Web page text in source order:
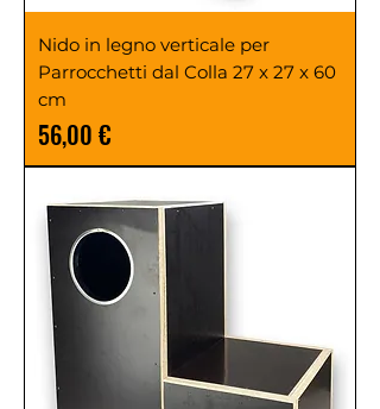
Nido in legno verticale per
Parrocchetti dal Colla 27 x 27 x 60
cm
Prezzo
56,00 €